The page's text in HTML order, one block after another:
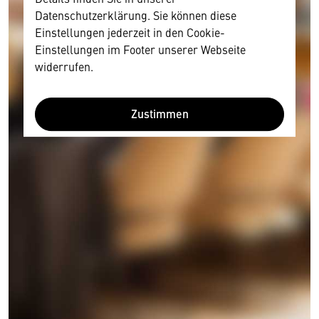
Datenschutzerklärung. Sie können diese
Einstellungen jederzeit in den Cookie-
Einstellungen im Footer unserer Webseite
widerrufen.
Zustimmen
Wir benötigen Ihre Zustimmung